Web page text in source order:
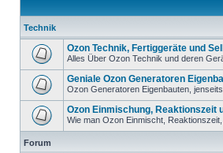
Technik
Ozon Technik, Fertiggeräte und
Alles Über Ozon Technik und deren
Geniale Ozon Generatoren
Ozon Generatoren Eigenbauten,
Ozon Einmischung, Reaktionszeit
Wie man Ozon Einmischt,
Forum